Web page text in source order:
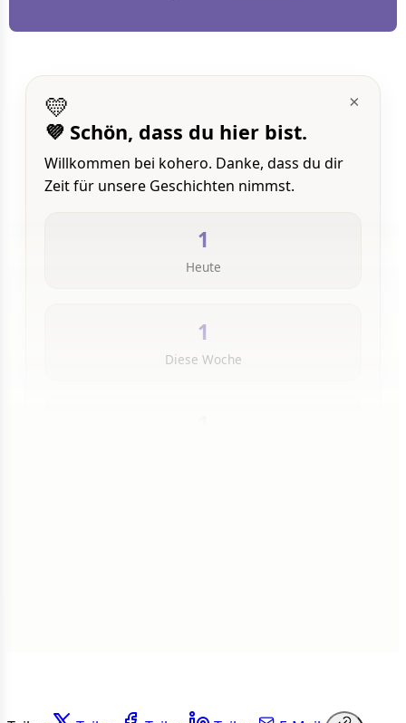
×
💛
💜 Schön, dass du hier bist.
Willkommen bei kohero. Danke, dass du dir
Zeit für unsere Geschichten nimmst.
1
Heute
1
Diese Woche